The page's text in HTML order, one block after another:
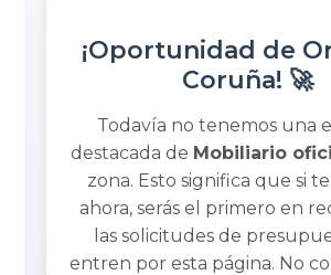
¡Oportunidad de
Coruña! 🚀
Todavía no tenemos una
destacada de Mobiliario
zona. Esto significa que si
ahora, serás el primero en
las solicitudes de
entren por esta página. No